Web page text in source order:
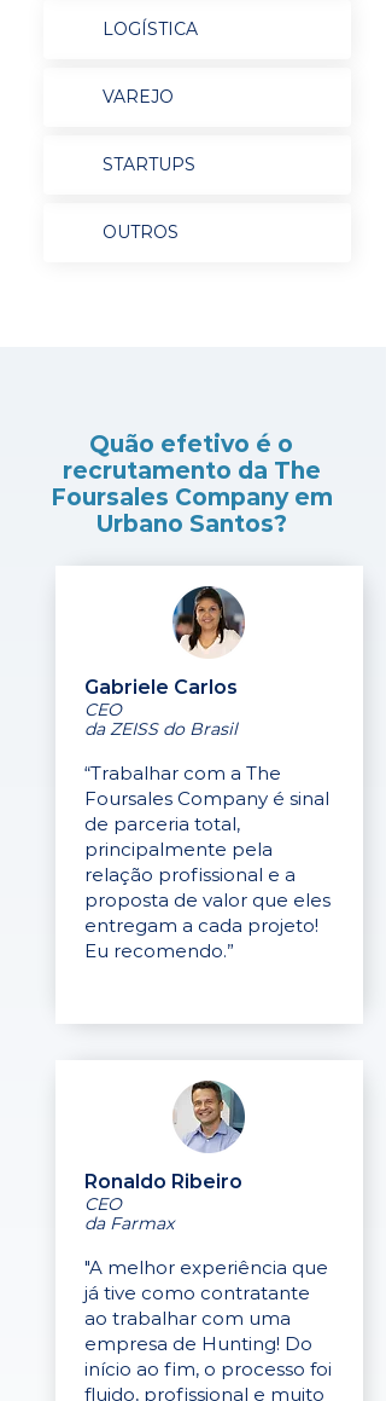
LOGÍSTICA
VAREJO
STARTUPS
OUTROS
Quão efetivo é o
recrutamento da The
Foursales Company em
Urbano Santos?
Gabriele Carlos
CEO
da ZEISS do Brasil
“Trabalhar com a The
Foursales Company é sinal
de parceria total,
principalmente pela
relação profissional e a
proposta de valor que eles
entregam a cada projeto!
Eu recomendo.”
Ronaldo Ribeiro
CEO
da Farmax
"A melhor experiência que
já tive como contratante
ao trabalhar com uma
empresa de Hunting! Do
início ao fim, o processo foi
fluido, profissional e muito